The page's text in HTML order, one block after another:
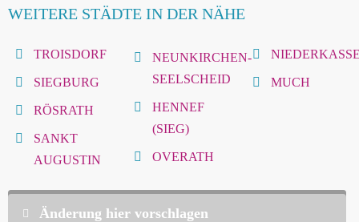
WEITERE STÄDTE IN DER NÄHE
TROISDORF
SIEGBURG
RÖSRATH
SANKT
AUGUSTIN
NEUNKIRCHEN-
SEELSCHEID
HENNEF
(SIEG)
OVERATH
MUCH
Änderung hier vorschlagen